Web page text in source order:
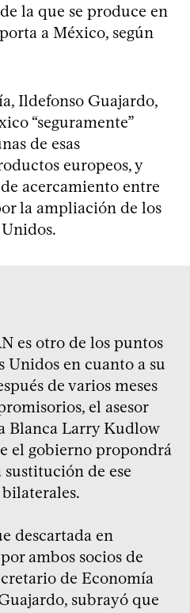
la que se produce en
a México, según
Ildefonso Guajardo,
“seguramente”
de esas
europeos, y
acercamiento entre
la ampliación de los
es otro de los puntos
Unidos en cuanto a su
de varios meses
el asesor
Blanca Larry Kudlow
el gobierno propondrá
de ese
descartada en
ambos socios de
de Economía
subrayó que